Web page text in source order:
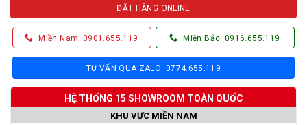
ĐẶT HÀNG ONLINE
Miền Nam: 0901.655.119 Miền Bắc: 0916.655.119
TƯ VẤN QUA ZALO: 0774.655.119
HỆ THỐNG 15 SHOWROOM TOÀN QUỐC
KHU VỰC MIỀN NAM